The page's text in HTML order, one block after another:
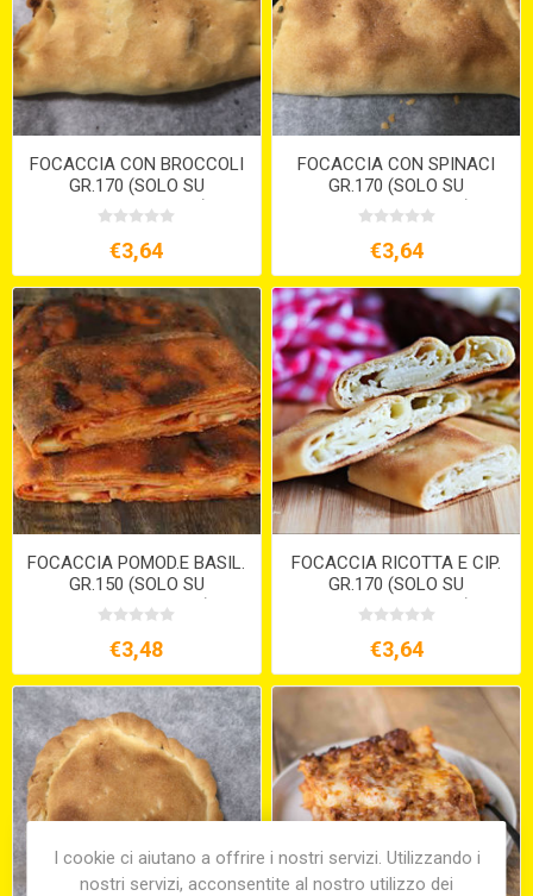
FOCACCIA CON BROCCOLI
GR.170 (SOLO SU
PREORDINE 15GG)
€3,64
FOCACCIA CON SPINACI
GR.170 (SOLO SU
PREORDINE 15GG )
€3,64
FOCACCIA POMOD.E BASIL.
GR.150 (SOLO SU
PREORDINE 15GG )
€3,48
FOCACCIA RICOTTA E CIP.
GR.170 (SOLO SU
PREORDINE 15GG )
€3,64
I cookie ci aiutano a offrire i nostri servizi. Utilizzando i
nostri servizi, acconsentite al nostro utilizzo dei